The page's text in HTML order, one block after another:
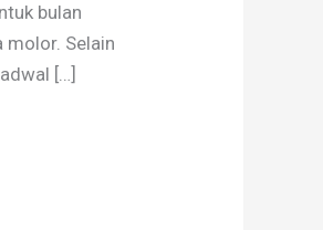
bulan
molor. Selain
[…]